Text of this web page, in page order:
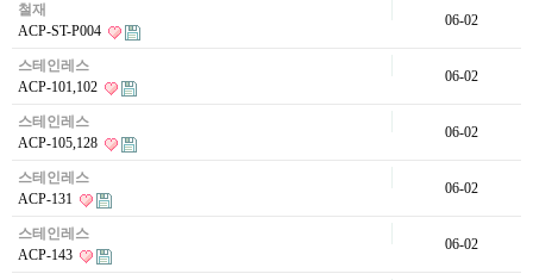
철재
ACP-ST-P004
06-02
스테인레스
ACP-101,102
06-02
스테인레스
ACP-105,128
06-02
스테인레스
ACP-131
06-02
스테인레스
ACP-143
06-02